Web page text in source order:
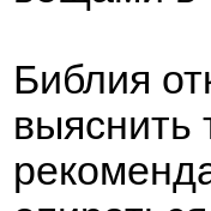
Библия
выяснить